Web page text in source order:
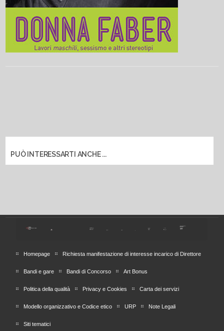
PUÒ INTERESSARTI ANCHE ...
Homepage Richiesta manifestazione di interesse incarico di Direttore
Bandi e gare Bandi di Concorso Art Bonus
Politica della qualità Privacy e Cookies Carta dei servizi
Modello organizzativo e Codice etico URP Note Legali
Siti tematici